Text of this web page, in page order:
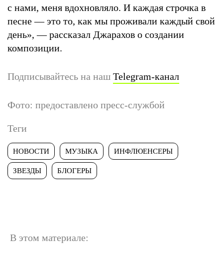
с нами, меня вдохновляло. И каждая строчка в
песне — это то, как мы проживали каждый свой
день», — рассказал Джарахов о создании
композиции.
Подписывайтесь на наш Telegram-канал
Фото: предоставлено пресс-службой
Теги
НОВОСТИ МУЗЫКА ИНФЛЮЕНСЕРЫ
ЗВЕЗДЫ БЛОГЕРЫ
В этом материале: